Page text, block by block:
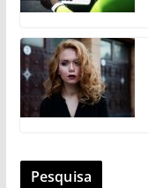
Pesquisa